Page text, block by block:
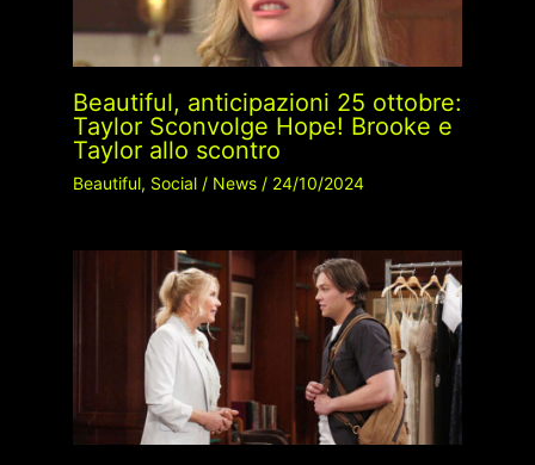
Beautiful, anticipazioni 25 ottobre:
Taylor Sconvolge Hope! Brooke e
Taylor allo scontro
Beautiful, Social/ News/ 24/10/2024